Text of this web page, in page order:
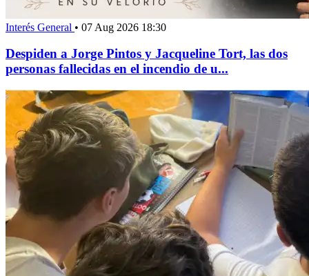
Interés General • 07 Aug 2026 18:30
Despiden a Jorge Pintos y Jacqueline Tort, las dos
personas fallecidas en el incendio de u...